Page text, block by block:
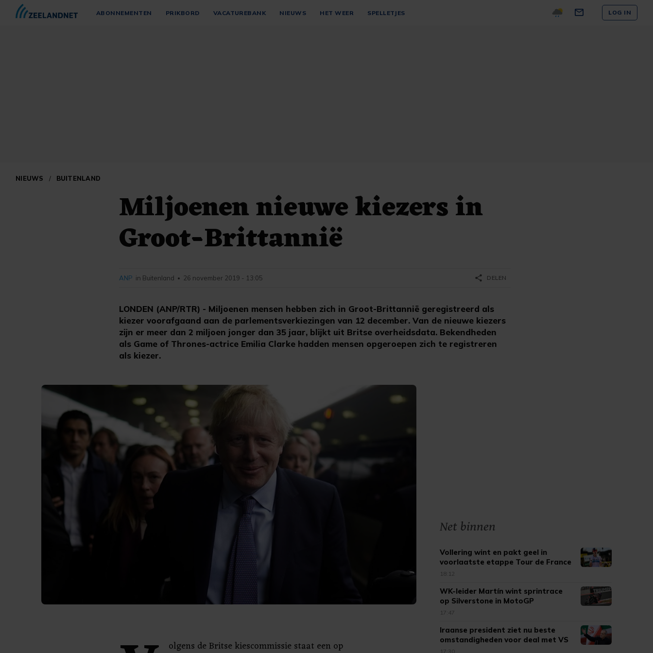
ABONNEMENTEN PRIKBORD VACATUREBANK NIEUWS HET WEER SPELLETJES LOG IN
NIEUWS / BUITENLAND
Miljoenen nieuwe kiezers in
Groot-Brittannië
LONDEN (ANP/RTR) - Miljoenen mensen hebben zich in Groot-Brittannië geregistreerd als
kiezer voorafgaand aan de parlementsverkiezingen van 12 december. Van de nieuwe kiezers
zijn er meer dan 2 miljoen jonger dan 35 jaar, blijkt uit Britse overheidsdata. Bekendheden
als Game of Thrones-actrice Emilia Clarke hadden mensen opgeroepen zich te registreren
als kiezer.
ANP in Buitenland • 26 november 2019 - 13:05 share DELEN
olgens de Britse kiescommissie staat een op
Net binnen
Vollering wint en pakt geel in
voorlaatste etappe Tour de France
18:12
WK-leider Martín wint sprintrace
op Silverstone in MotoGP
17:47
Iraanse president ziet nu beste
omstandigheden voor deal met VS
17:30